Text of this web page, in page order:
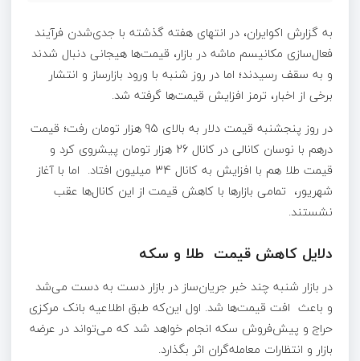
به گزارش اکوایران، در انتهای هفته گذشته با جدی‌شدن فرآیند
فعال‌سازی مکانیسم ماشه در بازار، قیمت‌ها هیجانی دنبال شدند
و به سقف رسیدند؛ اما در روز شنبه با ورود بازارساز و انتشار
برخی از اخبار، ترمز افزایش قیمت‌ها گرفته شد.
در روز پنجشنبه قیمت دلار به بالای 95 هزار تومان رفت؛ قیمت
درهم با نوسان کانالی در کانال 26 هزار تومان پیشروی کرد و
قیمت طلا هم با افزایش به کانال 34 میلیون افتاد. اما با آغاز
شهریور، تمامی بازارها با کاهش قیمت از این کانال‌ها عقب
نشستند.
دلایل کاهش قیمت طلا و سکه
در بازار شنبه چند خبر جریان‌ساز در بازار دست به دست می‌شد
و باعث افت قیمت‌ها شد. اول این‌که طبق اطلاعیه بانک مرکزی
حراج و پیش‌فروش سکه انجام خواهد شد که می‌تواند در عرضه
بازار و انتظارات معامله‌گران اثر بگذارد.